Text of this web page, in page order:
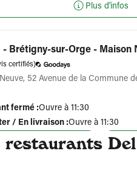
Plus d'infos
- Brétigny-sur-Orge - Maison
certifiés)
52 Avenue de la Commune
fermé :Ouvre à 11:30
/ En livraison :Ouvre à 11:30
Se faire livrer
restaurants